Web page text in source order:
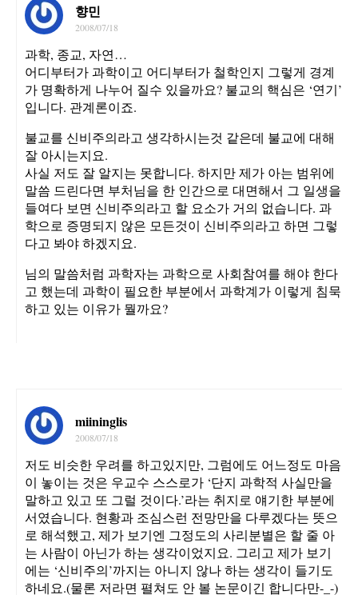
향민
2008/07/18
과학, 종교, 자연…
어디부터가 과학이고 어디부터가 철학인지 그렇게 경계
가 명확하게 나누어 질수 있을까요? 불교의 핵심은 ‘연기’
입니다. 관계론이죠.
불교를 신비주의라고 생각하시는것 같은데 불교에 대해
잘 아시는지요.
사실 저도 잘 알지는 못합니다. 하지만 제가 아는 범위에
말씀 드린다면 부처님을 한 인간으로 대면해서 그 일생을
들여다 보면 신비주의라고 할 요소가 거의 없습니다. 과
학으로 증명되지 않은 모든것이 신비주의라고 하면 그렇
다고 봐야 하겠지요.
님의 말씀처럼 과학자는 과학으로 사회참여를 해야 한다
고 했는데 과학이 필요한 부분에서 과학계가 이렇게 침묵
하고 있는 이유가 뭘까요?
miininglis
2008/07/18
저도 비슷한 우려를 하고있지만, 그럼에도 어느정도 마음
이 놓이는 것은 우교수 스스로가 ‘단지 과학적 사실만을
말하고 있고 또 그럴 것이다.’라는 취지로 얘기한 부분에
서였습니다. 현황과 조심스런 전망만을 다루겠다는 뜻으
로 해석했고, 제가 보기엔 그정도의 사리분별은 할 줄 아
는 사람이 아닌가 하는 생각이었지요. 그리고 제가 보기
에는 ‘신비주의’까지는 아니지 않나 하는 생각이 들기도
하네요.(물론 저라면 펼쳐도 안 볼 논문이긴 합니다만-_-)